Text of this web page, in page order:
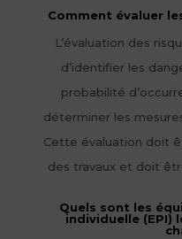
Comment évaluer
L’évaluation des
d’identifier les
probabilité
déterminer les
Cette évaluation doit
des travaux et doit
Quels sont les
individuelle (EPI)